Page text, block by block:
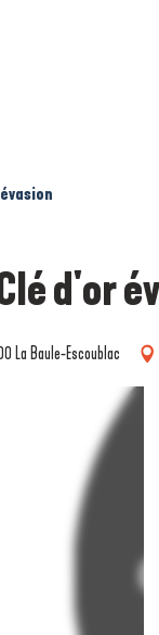
d'or
La Baule-Escoublac